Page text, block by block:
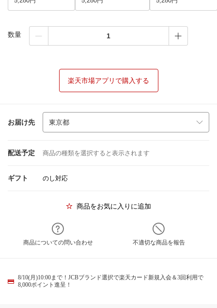
数量
楽天市場アプリで購入する
お届け先
配送予定 商品の種類を選択すると表示されます
ギフト のし対応
商品をお気に入りに追加
商品についての問い合わせ 不適切な商品を報告
8/10(月)10:00まで！JCBブランド選択で楽天カード新規入会＆3回利用で
8,000ポイント進呈！